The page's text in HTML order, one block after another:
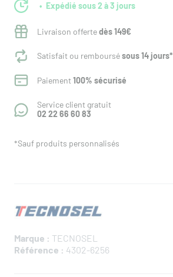
Expédié sous 2 à 3 jours
Livraison offertedès 149€
Satisfait ou remboursésous 14 jours*
Paiement100% sécurisé
Service client gratuit
02 22 66 60 83
*Sauf produits personnalisés
Marque : TECNOSEL
Référence : 4302-6256